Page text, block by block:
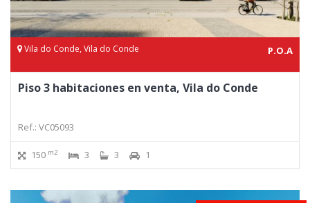
Vila do Conde, Vila do Conde P.O.A
Piso 3 habitaciones en venta, Vila do Conde
Ref.: VC05093
150 m2 3 3 1